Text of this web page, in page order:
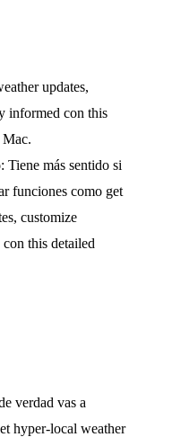
updates,
informed con this
Mac.
: Tiene más sentido si
funciones como get
customize
this detailed
verdad vas a
hyper-local weather